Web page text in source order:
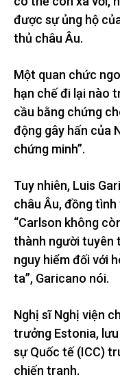
được sự ủng hộ
thủ châu Âu.
Một quan chức
hạn chế đi lại nào
cầu bằng chứng
động gây hấn của
chứng minh”.
Tuy nhiên, Luis
châu Âu, đồng
“Carlson không
thành người tuyên
nguy hiểm đối với
ta”, Garicano nói.
Nghị sĩ Nghị viện
trưởng Estonia,
sự Quốc tế (ICC)
chiến tranh.